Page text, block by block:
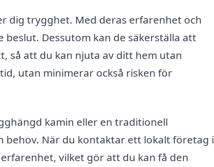
dig trygghet. Med deras erfarenhet och
Dessutom kan de säkerställa att
så att du kan njuta av ditt hem utan
utan minimerar också risken för
kamin eller en traditionell
behov. När du kontaktar ett lokalt företag i
vilket gör att du kan få den